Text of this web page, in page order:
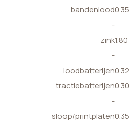
bandenlood0.35
-
zink1.80
-
loodbatterijen0.32
tractiebatterijen0.30
-
sloop/printplaten0.35